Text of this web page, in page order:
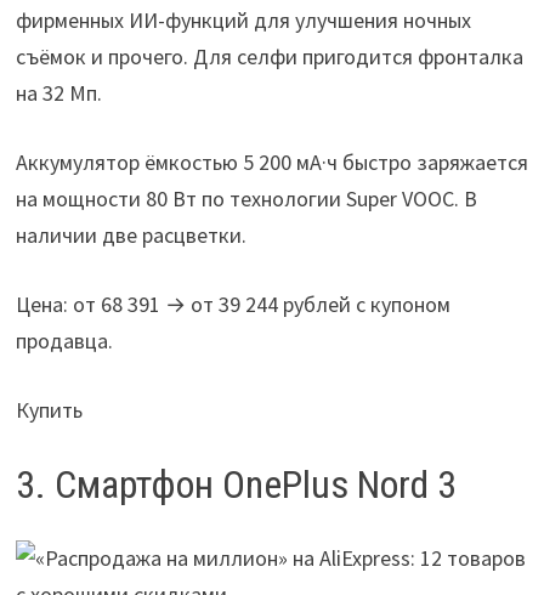
фирменных ИИ-функций для улучшения ночных
съёмок и прочего. Для селфи пригодится фронталка
на 32 Мп.
Аккумулятор ёмкостью 5 200 мА·ч быстро заряжается
на мощности 80 Вт по технологии Super VOOC. В
наличии две расцветки.
Цена: от 68 391 → от 39 244 рублей с купоном
продавца.
Купить
3. Смартфон OnePlus Nord 3